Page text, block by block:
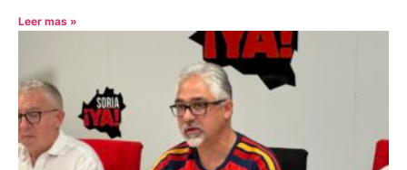
Leer mas »